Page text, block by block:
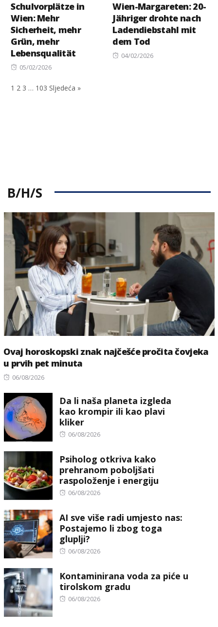
Schulvorplätze in
Wien: Mehr
Sicherheit, mehr
Grün, mehr
Lebensqualität
Posted
05/02/2026
Wien-Margareten: 20-
Jähriger drohte nach
Ladendiebstahl mit
dem Tod
Posted
04/02/2026
1 2 3 … 103 Sljedeća »
B/H/S
Ovaj horoskopski znak najčešće pročita čovjeka
u prvih pet minuta
Posted
06/08/2026
Da li naša planeta izgleda
kao krompir ili kao plavi
kliker
Posted
06/08/2026
Psiholog otkriva kako
prehranom poboljšati
raspoloženje i energiju
Posted
06/08/2026
AI sve više radi umjesto nas:
Postajemo li zbog toga
gluplji?
Posted
06/08/2026
Kontaminirana voda za piće u
tirolskom gradu
Posted
06/08/2026